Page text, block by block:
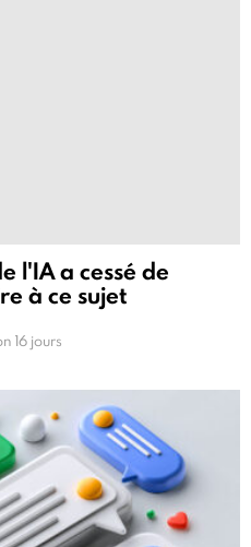
l'IA a cessé de
à ce sujet
16 jours